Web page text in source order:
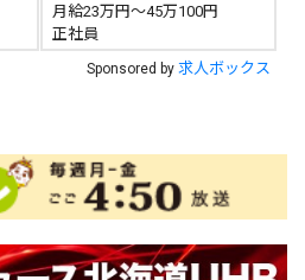
月給23万円～45万100円
正社員
Sponsored by 求人ボックス